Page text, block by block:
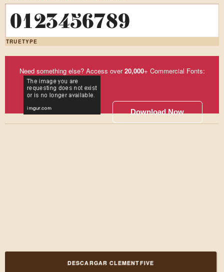
0123456789
TRUETYPE
Need something else? Access over20,000+ Commercial Fonts:
Download Now
DESCARGAR CLEMENTFIVE